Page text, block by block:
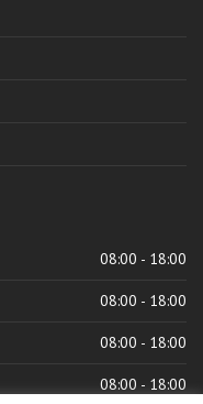
08:00 - 18:00
08:00 - 18:00
08:00 - 18:00
08:00 - 18:00